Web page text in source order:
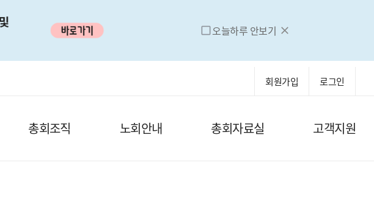
check_box_outline_blank 오늘하루 안보기 close
회원가입 로그인
고객지원
총회자료실
노회안내
총회조직